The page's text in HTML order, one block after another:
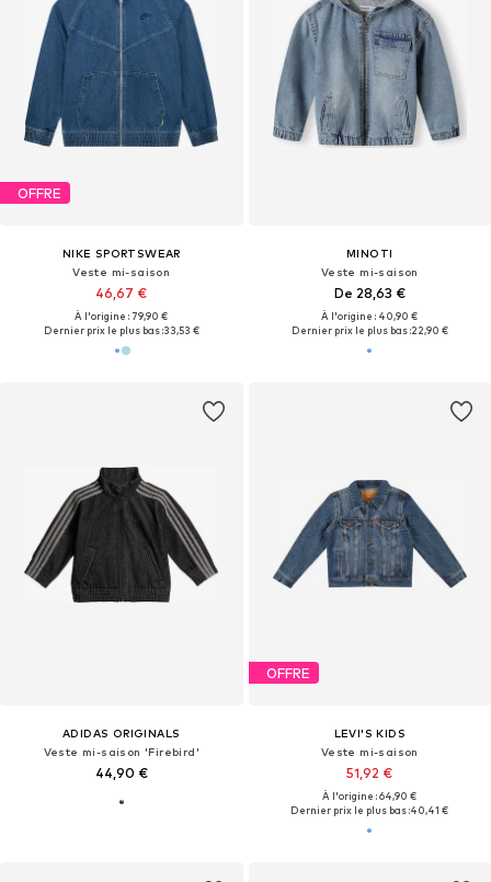
OFFRE
NIKE SPORTSWEAR
Veste mi-saison
46,67 €
À l'origine : 79,90 €
Dernier prix le plus bas :33,53 €
MINOTI
Veste mi-saison
De 28,63 €
À l'origine : 40,90 €
Dernier prix le plus bas :22,90 €
ADIDAS ORIGINALS
Veste mi-saison 'Firebird'
44,90 €
OFFRE
LEVI'S KIDS
Veste mi-saison
51,92 €
À l'origine : 64,90 €
Dernier prix le plus bas :40,41 €